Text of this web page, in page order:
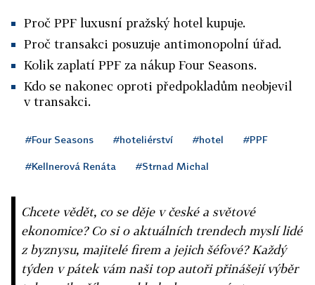
Proč PPF luxusní pražský hotel kupuje.
Proč transakci posuzuje antimonopolní úřad.
Kolik zaplatí PPF za nákup Four Seasons.
Kdo se nakonec oproti předpokladům neobjevil
v transakci.
#Four Seasons #hoteliérství #hotel #PPF
#Kellnerová Renáta #Strnad Michal
Chcete vědět, co se děje v české a světové
ekonomice? Co si o aktuálních trendech myslí lidé
z byznysu, majitelé firem a jejich šéfové? Každý
týden v pátek vám naši top autoři přinášejí výběr